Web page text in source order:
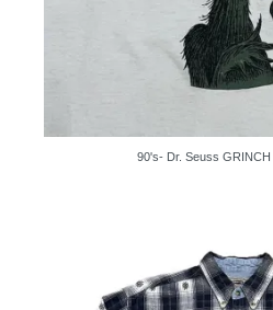
90's- Dr. Seuss GRINCH